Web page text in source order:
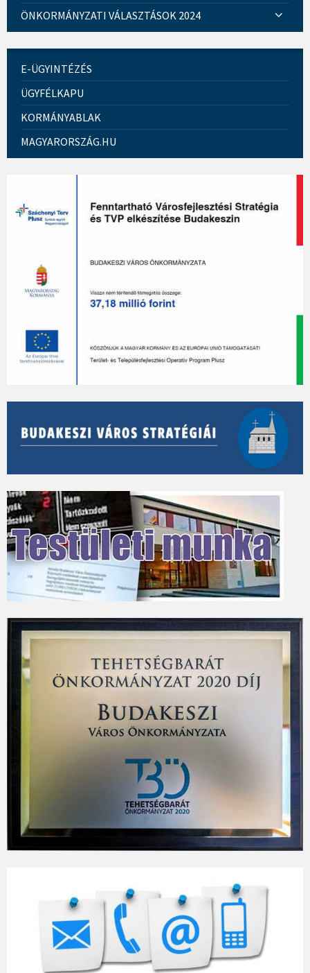
ÖNKORMÁNYZATI VÁLASZTÁSOK 2024
E-ÜGYINTÉZÉS
ÜGYFÉLKAPU
KORMÁNYABLAK
MAGYARORSZÁG.HU